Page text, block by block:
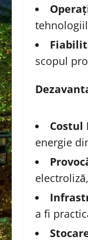
scopul
Costul
energie
a fi